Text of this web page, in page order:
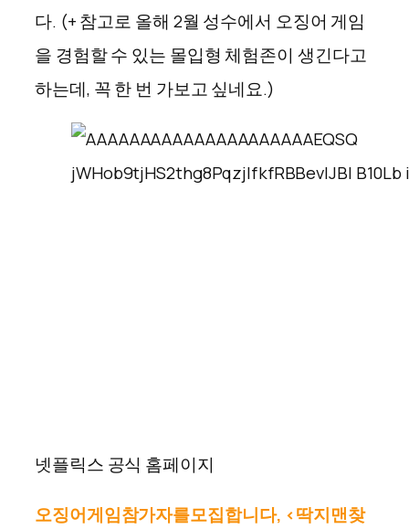
다. (+ 참고로 올해 2월 성수에서 오징어 게임
을 경험할 수 있는 몰입형 체험존이 생긴다고
하는데, 꼭 한 번 가보고 싶네요.)
넷플릭스 공식 홈페이지
오징어게임참가자를모집합니다, <딱지맨찾